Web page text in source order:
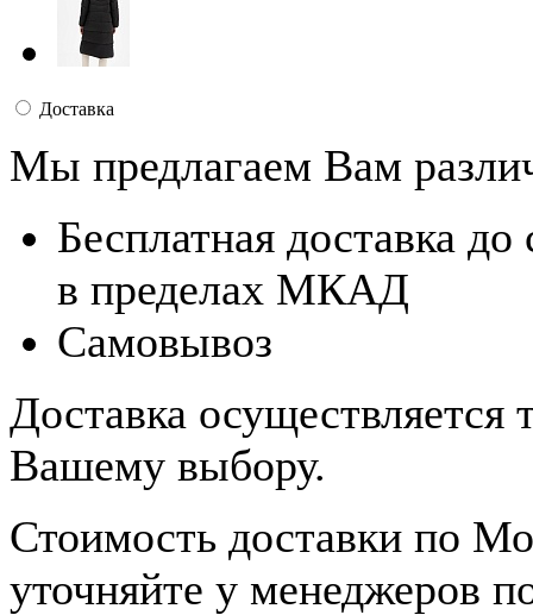
Доставка
Мы предлагаем Вам
Бесплатная доставка
в пределах МКАД
Самовывоз
Доставка
Вашему выбору.
Стоимость доставки по
уточняйте у менеджеров